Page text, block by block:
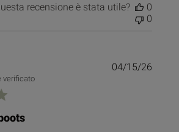
recensione è stata utile?
0
0
verificato
04/15/26